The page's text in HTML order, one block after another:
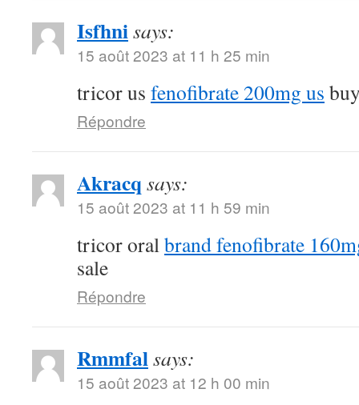
Isfhnisays:
15 août 2023 at 11 h 25 min
tricor us fenofibrate 200mg us
Répondre
Akracq says:
15 août 2023 at 11 h 59 min
tricor oralbrand fenofibrate
sale
Répondre
Rmmfalsays:
15 août 2023 at 12 h 00 min